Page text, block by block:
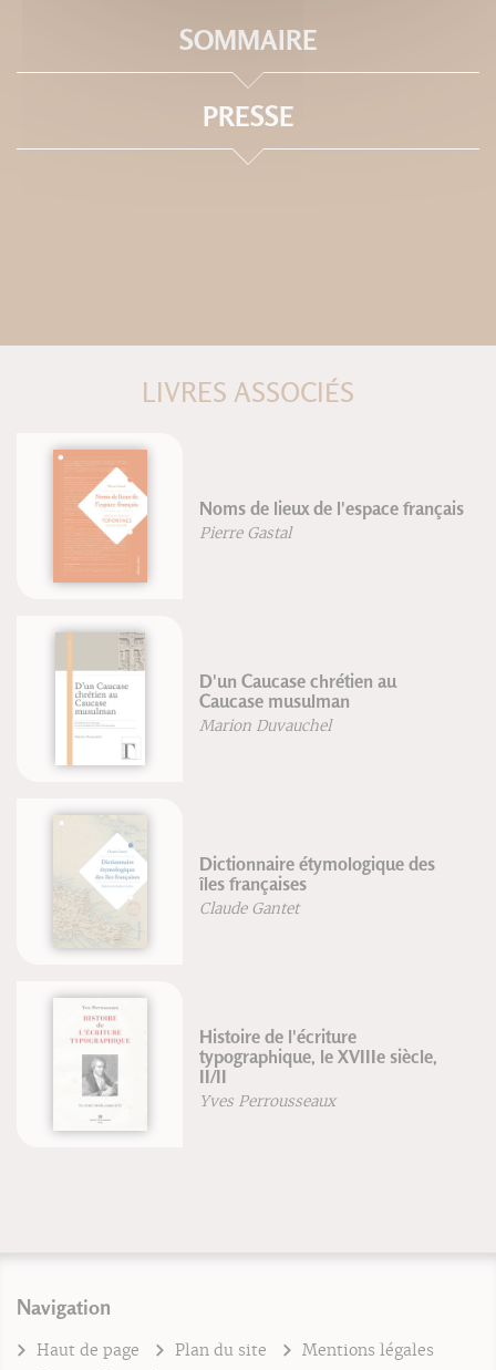
SOMMAIRE
PRESSE
LIVRES ASSOCIÉS
Noms de lieux de l'espace français
Pierre Gastal
D'un Caucase chrétien au
Caucase musulman
Marion Duvauchel
Dictionnaire étymologique des
îles françaises
Claude Gantet
Histoire de l'écriture
typographique, le XVIIIe siècle,
II/II
Yves Perrousseaux
Navigation
Haut de page Plan du site
Mentions légales